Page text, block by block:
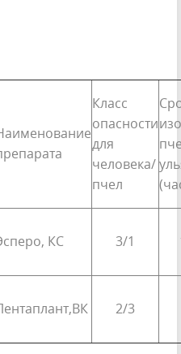
Класс
опасности
для
человека/
пчел
КС 3/1
2/3